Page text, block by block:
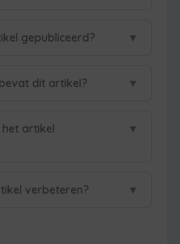
gepubliceerd? ▼
dit artikel? ▼
artikel
▼
verbeteren? ▼